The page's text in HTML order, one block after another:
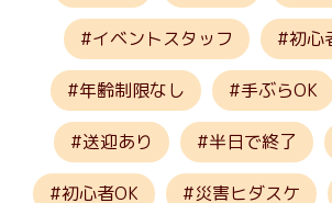
イベントスタッフ 初心
年齢制限なし 手ぶらOK
送迎あり 半日で終了
初心者OK 災害ヒダスケ